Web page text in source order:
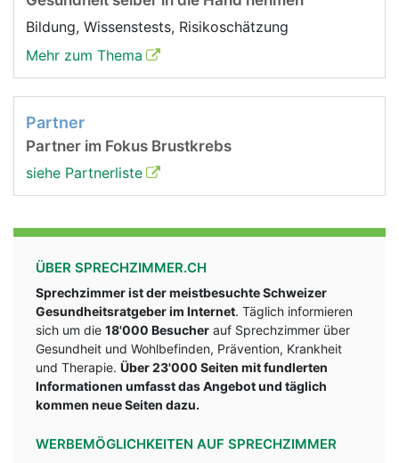
Bildung, Wissenstests, Risikoschätzung
Mehr zum Thema
Partner
Partner im Fokus Brustkrebs
siehe Partnerliste
ÜBER SPRECHZIMMER.CH
Sprechzimmer ist der meistbesuchte Schweizer
Gesundheitsratgeber im Internet. Täglich informieren
sich um die 18'000 Besucher auf Sprechzimmer über
Gesundheit und Wohlbefinden, Prävention, Krankheit
und Therapie. Über 23'000 Seiten mit fundlerten
Informationen umfasst das Angebot und täglich
kommen neue Seiten dazu.
WERBEMÖGLICHKEITEN AUF SPRECHZIMMER